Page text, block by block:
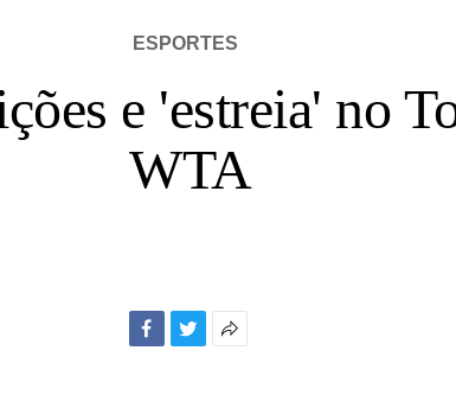
ESPORTES
e 'estreia' no
WTA